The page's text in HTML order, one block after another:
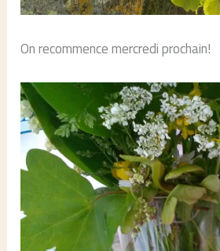
On recommence mercredi prochain!